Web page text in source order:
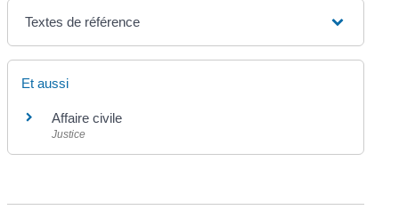
Textes de référence
Et aussi
Affaire civile
Justice